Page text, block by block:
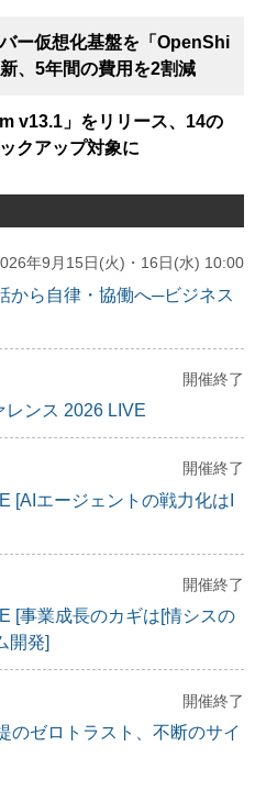
ー仮想化基盤を「OpenShi
、5年間の費用を2割減
v13.1」をリリース、14の
クアップ対象に
年9月15日(火)・16日(水) 10:00
から自律・協働へ─ビジネス
開催終了
レンス 2026 LIVE
開催終了
[AIエージェントの戦力化はI
開催終了
[事業成長のカギは[情シスの
開発]
開催終了
のゼロトラスト、不断のサイ